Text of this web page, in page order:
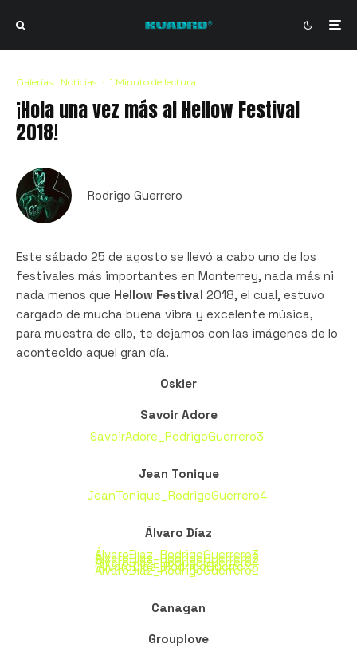
Galerías Noticias · 1 Minuto de lectura
¡Hola una vez más al Hellow Festival
2018!
Rodrigo Guerrero
Este sábado 25 de agosto se llevó a cabo uno de los
festivales más importantes en Monterrey, nada más ni
nada menos que Hellow Festival 2018, el cual, estuvo
cargado de mucha buena vibra y excelente música,
para muestra de ello, te dejamos con las imágenes de lo
acontecido aquel gran día.
Oskier
Savoir Adore
SavoirAdore_RodrigoGuerrero3
Jean Tonique
JeanTonique_RodrigoGuerrero4
Álvaro Díaz
ÁlvaroDíaz_RodrigoGuerrero3
ÁlvaroDíaz_RodrigoGuerrero5
ÁlvaroDíaz_RodrigoGuerrero4
ÁlvaroDíaz_RodrigoGuerrero
ÁlvaroDíaz_RodrigoGuerrero2
Canagan
Grouplove